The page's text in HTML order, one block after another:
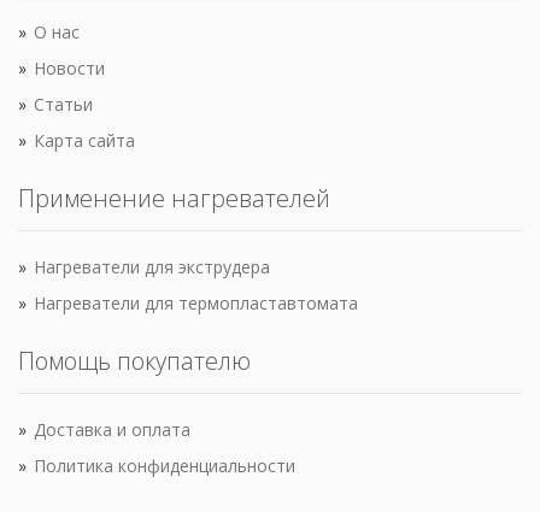
О нас
Новости
Статьи
Карта сайта
Применение нагревателей
Нагреватели для экструдера
Нагреватели для термопластавтомата
Помощь покупателю
Доставка и оплата
Политика конфиденциальности